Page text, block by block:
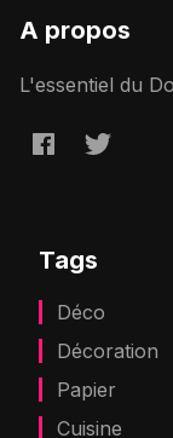
A propos
L'essentiel du
Tags
Déco
Décoration
Papier
Cuisine